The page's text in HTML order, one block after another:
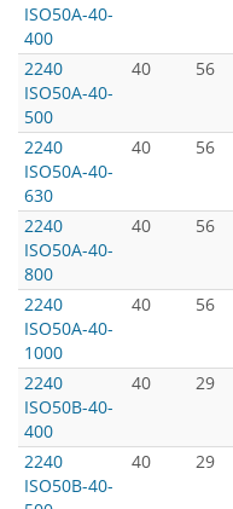
ISO50A-40-
400
2240
ISO50A-40-
500
40 56
2240
ISO50A-40-
630
40 56
2240
ISO50A-40-
800
40 56
2240
ISO50A-40-
1000
40 56
2240
ISO50B-40-
400
40 29
2240
ISO50B-40-
40 29